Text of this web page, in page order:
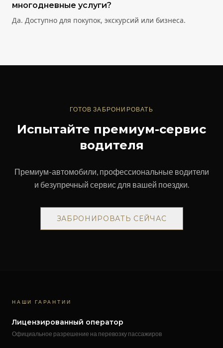
многодневные услуги?
Да. Доступно для покупок, экскурсий или бизнеса.
ГОТОВ ЗАБРОНИРОВАТЬ
Испытайте премиум-сервис
водителя
Премиум-автомобили, профессиональные водители
и безупречный сервис для вашей поездки.
ЗАБРОНИРОВАТЬ СЕЙЧАС
НАШИ ГАРАНТИИ
Лицензированный оператор
Официальное разрешение на перевозку пассажиров